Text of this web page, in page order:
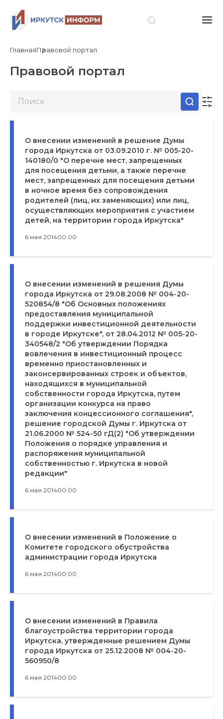
ГлавнаяПравовой портал
Правовой портал
О внесении изменений в решение Думы
города Иркутска от 03.09.2010 г. № 005-20-
140180/0 "О перечне мест, запрещенных
для посещения детьми, а также перечне
мест, запрещенных для посещения детьми
в ночное время без сопровождения
родителей (лиц, их заменяющих) или лиц,
осуществляющих мероприятия с участием
детей, на территории города Иркутска"
6 мая 201400:00
О внесении изменений в решения Думы
города Иркутска от 29.08.2008 № 004-20-
520854/8 "Об Основных положениях
предоставления муниципальной
поддержки инвестиционной деятельности
в городе Иркутске", от 28.04.2012 № 005-20-
340548/2 "Об утверждении Порядка
вовлечения в инвестиционный процесс
временно приостановленных и
законсервированных строек и объектов,
находящихся в муниципальной
собственности города Иркутска, путем
организации конкурса на право
заключения концессионного соглашения",
решение городской Думы г. Иркутска от
21.06.2000 № 524-50 гД(2) "Об утверждении
Положения о порядке управления и
распоряжения муниципальной
собственностью г. Иркутска в новой
редакции"
6 мая 201400:00
О внесении изменений в Положение о
Комитете городского обустройства
администрации города Иркутска
6 мая 201400:00
О внесении изменений в Правила
благоустройства территории города
Иркутска, утвержденные решением Думы
города Иркутска от 25.12.2008 № 004-20-
560950/8
6 мая 201400:00